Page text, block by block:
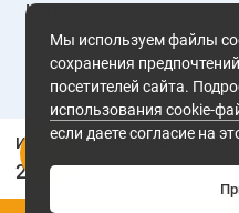
Инжектор PoE D-LINK DPE-
2 980 ₽
Мы используем файлы
сохранения
посетителей сайта.
использования cookie-
если даете согласие на
Мы не будем присылать вам
выгодные предложения
обработку персональных